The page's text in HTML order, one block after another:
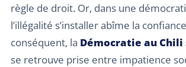
règle de droit. Or, dans une
l’illégalité s’installer abîme la
conséquent, la Démocratie au Chili
se retrouve prise entre impatience